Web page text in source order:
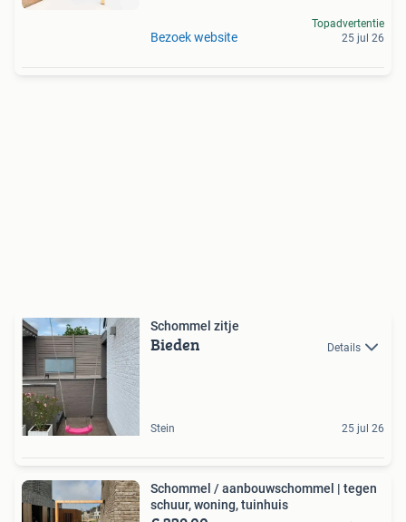
Bezoek website
Topadvertentie
25 jul 26
Schommel zitje
Bieden Details
Stein 25 jul 26
Schommel / aanbouwschommel | tegen
schuur, woning, tuinhuis